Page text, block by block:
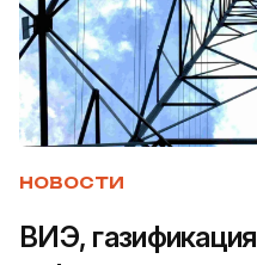
НОВОСТИ
ВИЭ,